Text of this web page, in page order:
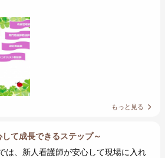
もっと見る
て成長できるステップ～
は、新人看護師が安心して現場に入れ